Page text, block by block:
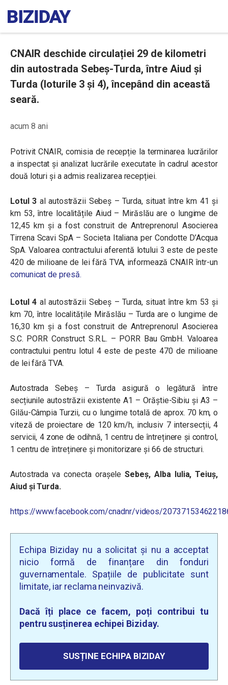
CNAIR deschide circulației 29 de kilometri
din autostrada Sebeș-Turda, între Aiud și
Turda (loturile 3 și 4), începând din această
seară.
acum 8 ani
Potrivit CNAIR, comisia de recepție la terminarea lucrărilor
a inspectat și analizat lucrările executate în cadrul acestor
două loturi și a admis realizarea recepției.
Lotul 3 al autostrăzii Sebeș – Turda, situat între km 41 și
km 53, între localitățile Aiud – Mirăslău are o lungime de
12,45 km și a fost construit de Antreprenorul Asocierea
Tirrena Scavi SpA – Societa Italiana per Condotte D’Acqua
SpA. Valoarea contractului aferentă lotului 3 este de peste
420 de milioane de lei fără TVA, informează CNAIR într-un
comunicat de presă.
Lotul 4 al autostrăzii Sebeș – Turda, situat între km 53 și
km 70, între localitățile Mirăslău – Turda are o lungime de
16,30 km și a fost construit de Antreprenorul Asocierea
S.C. PORR Construct S.R.L. – PORR Bau GmbH. Valoarea
contractului pentru lotul 4 este de peste 470 de milioane
de lei fără TVA.
Autostrada Sebeș – Turda asigură o legătură între
secțiunile autostrăzii existente A1 – Orăștie-Sibiu și A3 –
Gilău-Câmpia Turzii, cu o lungime totală de aprox. 70 km, o
viteză de proiectare de 120 km/h, inclusiv 7 intersecții, 4
servicii, 4 zone de odihnă, 1 centru de întreținere și control,
1 centru de întreținere și monitorizare și 66 de structuri.
Autostrada va conecta orașele Sebeș, Alba Iulia, Teiuș,
Aiud și Turda.
https://www.facebook.com/cnadnr/videos/
Echipa Biziday nu a solicitat și nu a acceptat
nicio formă de finanțare din fonduri
guvernamentale. Spațiile de publicitate sunt
limitate, iar reclama neinvazivă.
Dacă îți place ce facem, poți contribui tu
pentru susținerea echipei Biziday.
SUSȚINE ECHIPA BIZIDAY